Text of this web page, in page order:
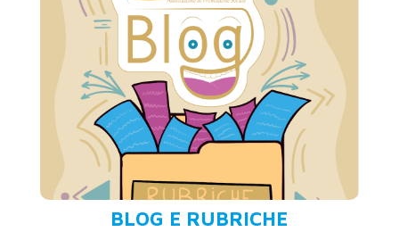
BLOG E RUBRICHE
Ognuno di noi è unico, originale, singolare
e irripetibile. Ognuno di noi è portatore di
un dono impar… (
clicca qui
)
BLOG E RUBRICHE